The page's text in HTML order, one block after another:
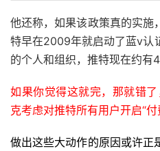
他还称，如果该政策真的实施
特早在2009年就启动了蓝v认
的个人和组织，推特现在约有
如果你觉得这就完，那就错
克考虑对推特所有用户开启“付
做出这些大动作的原因或许正